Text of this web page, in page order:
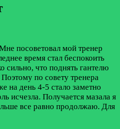
посоветовал мой тренер
время стал беспокоить
сильно, что поднять гантелю
по совету тренера
на день 4-5 стало заметно
исчезла. Получается мазала я
все равно продолжаю. Для